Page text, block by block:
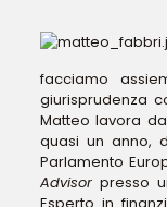
facciamo
giurisprudenza
Matteo lavora
quasi un anno,
Parlamento
Advisorpresso